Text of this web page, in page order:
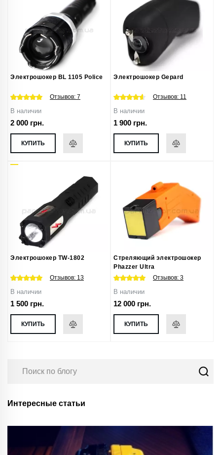
Электрошокер BL 1105 Police
Отзывов: 7
В наличии
2 000 грн.
КУПИТЬ
Электрошокер Gepard
Отзывов: 11
В наличии
1 900 грн.
КУПИТЬ
Электрошокер TW-1802
Отзывов: 13
В наличии
1 500 грн.
КУПИТЬ
Стреляющий электрошокер
Phazzer Ultra
Отзывов: 3
В наличии
12 000 грн.
КУПИТЬ
Интересные статьи